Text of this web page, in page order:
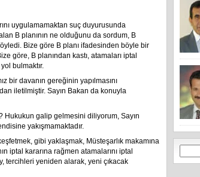
uygulamamaktan suç duyurusunda
B planının ne olduğunu da sordum, B
Bize göre B planı ifadesinden böyle bir
göre, B planından kastı, atamaları iptal
bulmaktır.
bir davanın gereğinin yapılmasını
iletilmiştir. Sayın Bakan da konuyla
Hukukun galip gelmesini diliyorum, Sayın
yakışmamaktadır.
gibi yaklaşmak, Müsteşarlık makamına
iptal kararına rağmen atamalarını iptal
tercihleri yeniden alarak, yeni çıkacak